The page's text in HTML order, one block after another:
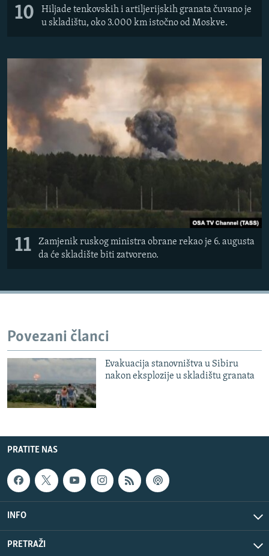
10
Hiljade tenkovskih i artiljerijskih granata čuvano je
u skladištu, oko 3.000 km istočno od Moskve.
11
Zamjenik ruskog ministra obrane rekao je 6. augusta
da će skladište biti zatvoreno.
Povezani članci
Evakuacija stanovništva u Sibiru
nakon eksplozije u skladištu granata
PRATITE NAS
INFO
PRETRAŽI